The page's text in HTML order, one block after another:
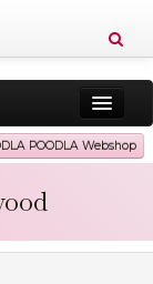
Vitkost
Recepti
POODLA Webshop